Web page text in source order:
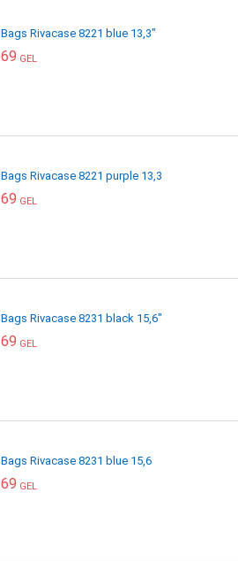
Bags Rivacase 8221 blue 13,3"
69 GEL
Bags Rivacase 8221 purple 13,3
69 GEL
Bags Rivacase 8231 black 15,6"
69 GEL
Bags Rivacase 8231 blue 15,6
69 GEL